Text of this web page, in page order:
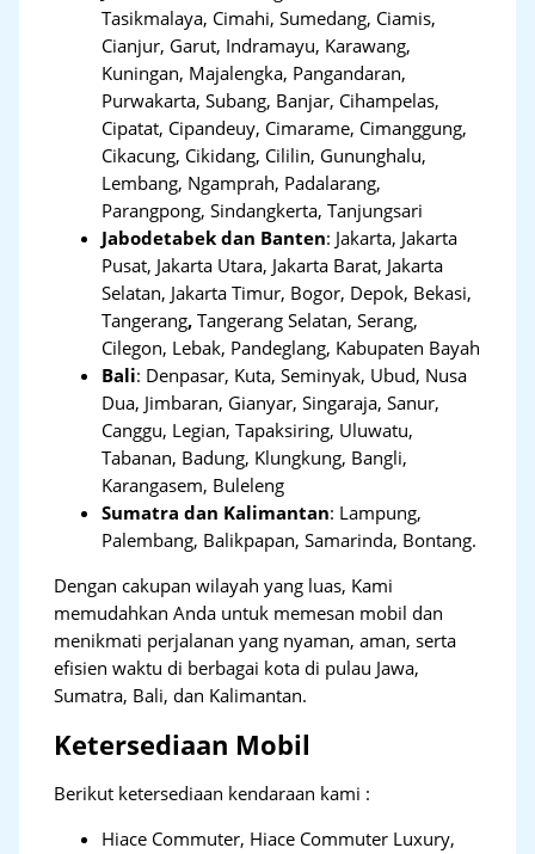
Tasikmalaya, Cimahi, Sumedang, Ciamis,
Cianjur, Garut, Indramayu, Karawang,
Kuningan, Majalengka, Pangandaran,
Purwakarta, Subang, Banjar, Cihampelas,
Cipatat, Cipandeuy, Cimarame, Cimanggung,
Cikacung, Cikidang, Cililin, Gununghalu,
Lembang, Ngamprah, Padalarang,
Parangpong, Sindangkerta, Tanjungsari
Jabodetabek dan Banten: Jakarta, Jakarta
Pusat, Jakarta Utara, Jakarta Barat, Jakarta
Selatan, Jakarta Timur, Bogor, Depok, Bekasi,
Tangerang,Tangerang Selatan, Serang,
Cilegon, Lebak, Pandeglang, Kabupaten Bayah
Bali: Denpasar, Kuta, Seminyak, Ubud, Nusa
Dua, Jimbaran, Gianyar, Singaraja, Sanur,
Canggu, Legian, Tapaksiring, Uluwatu,
Tabanan, Badung, Klungkung, Bangli,
Karangasem, Buleleng
Sumatra dan Kalimantan: Lampung,
Palembang, Balikpapan, Samarinda, Bontang.
Dengan cakupan wilayah yang luas, Kami
memudahkan Anda untuk memesan mobil dan
menikmati perjalanan yang nyaman, aman, serta
efisien waktu di berbagai kota di pulau Jawa,
Sumatra, Bali, dan Kalimantan.
Ketersediaan Mobil
Berikut ketersediaan kendaraan kami :
Hiace Commuter, Hiace Commuter Luxury,